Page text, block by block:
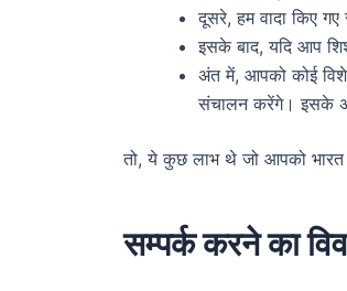
दूसरे, हम वादा किए
इसके बाद, यदि आप
अंत में, आपको कोई
संचालन करेंगे। इसके
तो, ये कुछ लाभ थे जो आपको भारत
सम्पर्क करने का